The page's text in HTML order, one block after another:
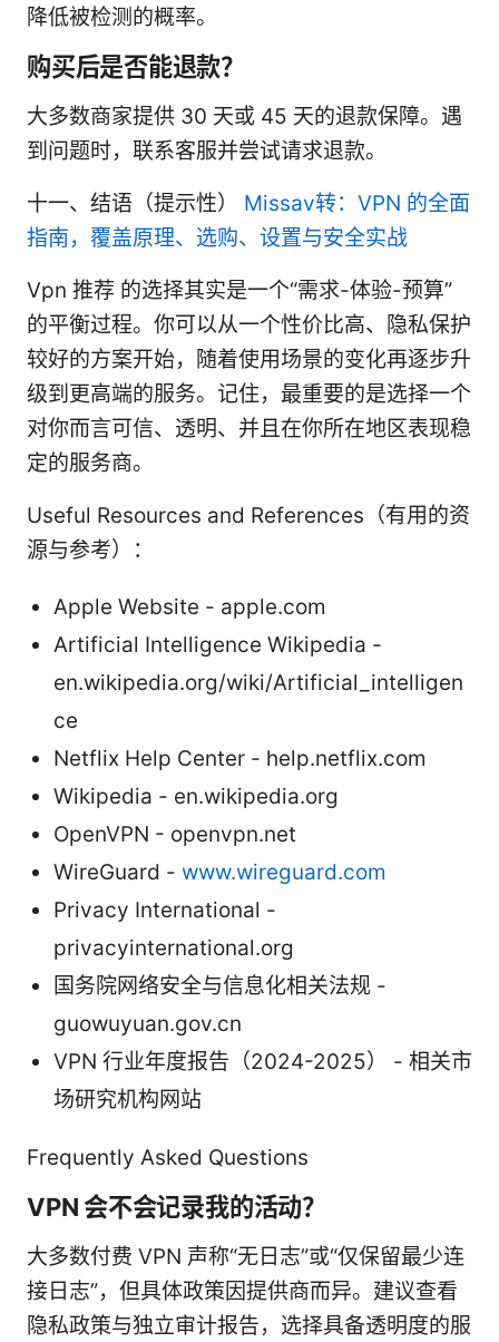
降低被检测的概率。
购买后是否能退款？
大多数商家提供 30 天或 45 天的退款保障。遇
到问题时，联系客服并尝试请求退款。
十一、结语（提示性） Missav转：VPN 的全面
指南，覆盖原理、选购、设置与安全实战
Vpn 推荐 的选择其实是一个“需求-体验-预算”
的平衡过程。你可以从一个性价比高、隐私保护
较好的方案开始，随着使用场景的变化再逐步升
级到更高端的服务。记住，最重要的是选择一个
对你而言可信、透明、并且在你所在地区表现稳
定的服务商。
Useful Resources and References（有用的资
源与参考）：
Apple Website - apple.com
Artificial Intelligence Wikipedia -
en.wikipedia.org/wiki/Artificial_intelligen
ce
Netflix Help Center - help.netflix.com
Wikipedia - en.wikipedia.org
OpenVPN - openvpn.net
WireGuard - www.wireguard.com
Privacy International -
privacyinternational.org
国务院网络安全与信息化相关法规 -
guowuyuan.gov.cn
VPN 行业年度报告（2024-2025） - 相关市
场研究机构网站
Frequently Asked Questions
VPN 会不会记录我的活动？
大多数付费 VPN 声称“无日志”或“仅保留最少连
接日志”，但具体政策因提供商而异。建议查看
隐私政策与独立审计报告，选择具备透明度的服